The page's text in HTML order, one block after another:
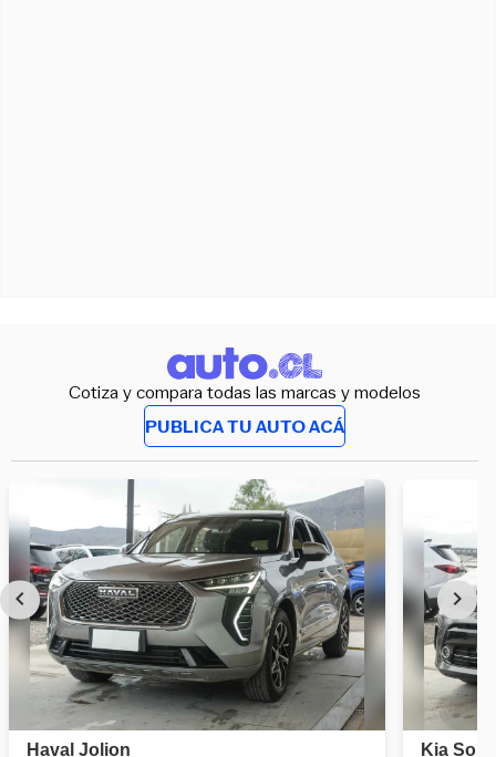
Cotiza y compara todas las marcas y modelos
PUBLICA TU AUTO ACÁ